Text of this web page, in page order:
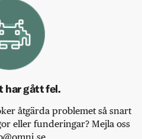
har gått fel.
åtgärda problemet så snart
eller funderingar? Mejla oss